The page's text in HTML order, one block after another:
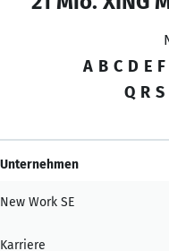
A B C D E F
Q R S
Unternehmen
New Work SE
Karriere